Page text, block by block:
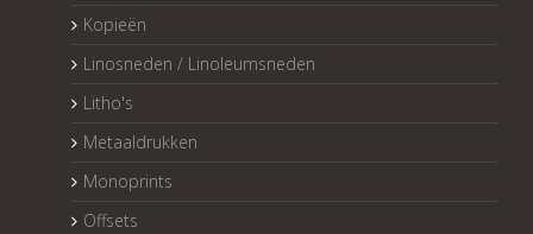
Kopieën
Linosneden / Linoleumsneden
Litho's
Metaaldrukken
Monoprints
Offsets